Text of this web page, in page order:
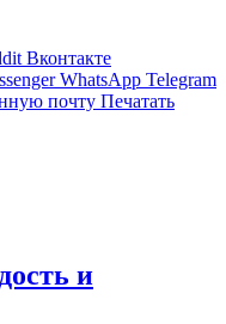
Вконтакте
WhatsApp Telegram
почту Печатать
и